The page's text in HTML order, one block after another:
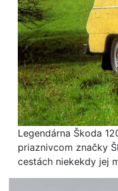
Legendárna Škoda
priaznivcom značky
cestách niekekdy jej